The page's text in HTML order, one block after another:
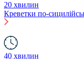
20 хвилин
Креветки по-
40 хвилин